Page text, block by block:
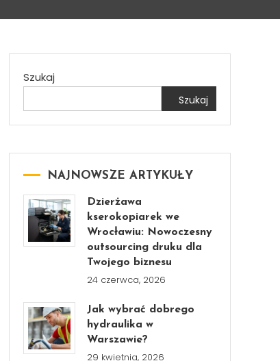
Szukaj
Szukaj
NAJNOWSZE ARTYKUŁY
Dzierżawa
kserokopiarek we
Wrocławiu: Nowoczesny
outsourcing druku dla
Twojego biznesu
24 czerwca, 2026
Jak wybrać dobrego
hydraulika w
Warszawie?
29 kwietnia, 2026